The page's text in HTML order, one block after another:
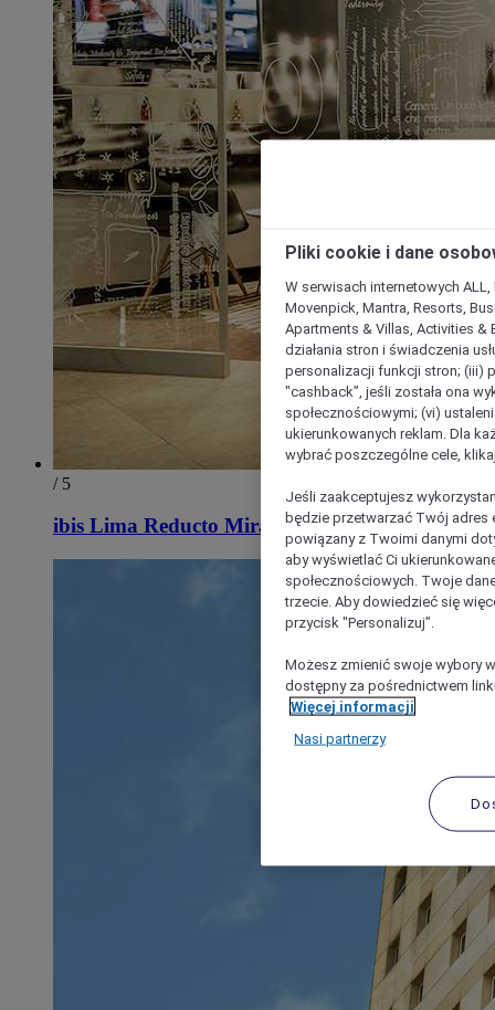
/ 5
ibis Lima Reducto Miraflores
Pliki cookie i dane
W serwisach internetowych
Movenpick, Mantra, Resorts,
Apartments & Villas, Activities &
działania stron i świadczenia
personalizacji funkcji stron; (iii)
"cashback”, jeśli została ona
społecznościowymi; (vi)
ukierunkowanych reklam. Dla
wybrać poszczególne cele,
Jeśli zaakceptujesz
będzie przetwarzać Twój adres
powiązany z Twoimi danymi
aby wyświetlać Ci
społecznościowych. Twoje
trzecie. Aby dowiedzieć się
przycisk "Personalizuj”.
Możesz zmienić swoje wybory
dostępny za pośrednictwem
Więcej informacji
Nasi partnerzy